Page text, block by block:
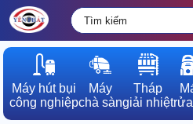
Máy hút bụi
công nghiệp
Máy
chà sàn
Tháp
giải nhiệt